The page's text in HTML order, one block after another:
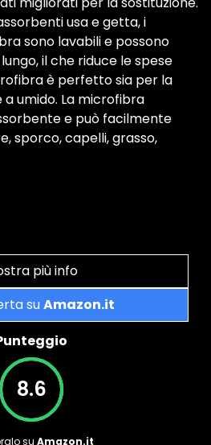
usa e getta, i
sono lavabili e possono
il che riduce le spese
è perfetto sia per la
a umido. La microfibra
e può facilmente
sporco, capelli, grasso,
più info
suAmazon.it
8.6
su Amazon.it